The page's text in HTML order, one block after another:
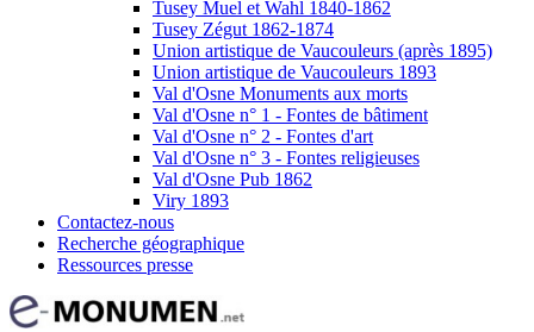
Tusey Muel et Wahl 1840-1862
Tusey Zégut 1862-1874
Union artistique de Vaucouleurs (après 1895)
Union artistique de Vaucouleurs 1893
Val d'Osne Monuments aux morts
Val d'Osne n° 1 - Fontes de bâtiment
Val d'Osne n° 2 - Fontes d'art
Val d'Osne n° 3 - Fontes religieuses
Val d'Osne Pub 1862
Viry 1893
Contactez-nous
Recherche géographique
Ressources presse